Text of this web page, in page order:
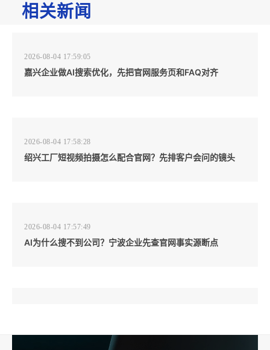
相关新闻
2026-08-04 17:59:05
嘉兴企业做AI搜索优化，先把官网服务页和FAQ对齐
2026-08-04 17:58:28
绍兴工厂短视频拍摄怎么配合官网？先排客户会问的镜头
2026-08-04 17:57:49
AI为什么搜不到公司？宁波企业先查官网事实源断点